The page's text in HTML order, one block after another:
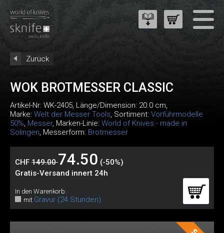
Zurück
WOK BROTMESSER CLASSIC
Artikel-Nr: WK-2405, Länge/Dimension: 20.0 cm,
Marke: Welt der Messer Tools, Sortiment: Vorführmodelle
50%, Messer, Marken-Linie: World of Knives - made in
Solingen, Messerform: Brotmesser
CHF 149.0074.50 (-50%)
Gratis-Versand innert 24h
In den Warenkorb:
mit Gravur (24 Stunden)